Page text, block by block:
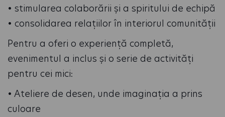
• stimularea colaborării și a spiritului de echipă
• consolidarea relațiilor în interiorul comunității
Pentru a oferi o experiență completă,
evenimentul a inclus și o serie de activități
pentru cei mici:
• Ateliere de desen, unde imaginația a prins
culoare